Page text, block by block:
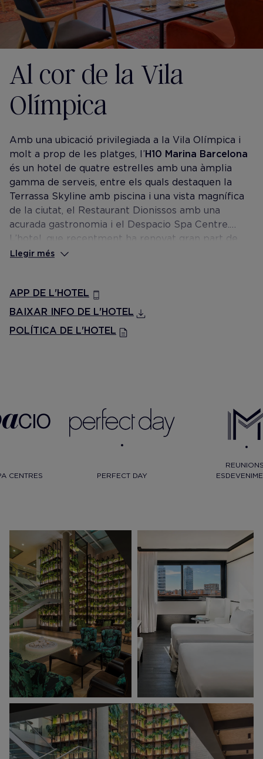
Al cor de la Vila
Olímpica
Amb una ubicació privilegiada a la Vila Olímpica i
molt a prop de les platges, l’H10 Marina Barcelona
és un hotel de quatre estrelles amb una àmplia
gamma de serveis, entre els quals destaquen la
Terrassa Skyline amb piscina i una vista magnífica
de la ciutat, el Restaurant Dionissos amb una
acurada gastronomia i el Despacio Spa Centre.
L’hotel, que recentment ha renovat gran part de
les seves instal•lacions, disposa també de quatre
Llegir més
APP DE L'HOTEL
BAIXAR INFO DE L'HOTEL
POLÍTICA DE L'HOTEL
CENTRES PERFECT DAY